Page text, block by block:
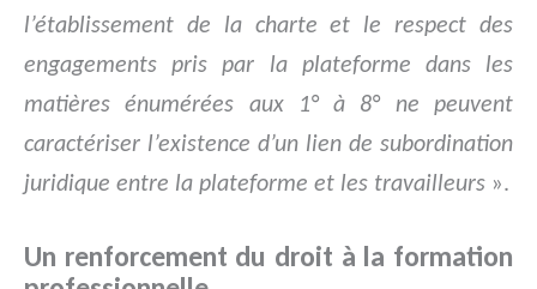
l’établissement de la charte et le respect des
engagements pris par la plateforme dans les
matières énumérées aux 1° à 8° ne peuvent
caractériser l’existence d’un lien de subordination
juridique entre la plateforme et les travailleurs ».
Un renforcement du droit à la formation